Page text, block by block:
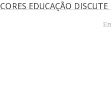
CORES EDUCAÇÃO